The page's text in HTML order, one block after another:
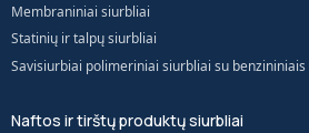
Membraniniai siurbliai
Statinių ir talpų siurbliai
Savisiurbiai polimeriniai siurbliai su benzininiais
Naftos ir tirštų produktų siurbliai